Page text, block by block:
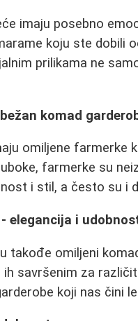
imaju posebno
koju ste dobili
prilikama ne
komad
omiljene farmerke
farmerke su
i stil, a često su i
elegancija i
takođe omiljeni
savršenim za
koji nas čini